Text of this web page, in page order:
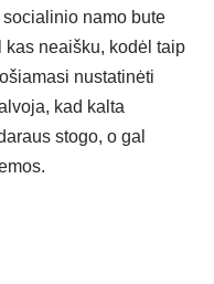
namo bute
neaišku, kodėl taip
nustatinėti
kad kalta
stogo, o gal